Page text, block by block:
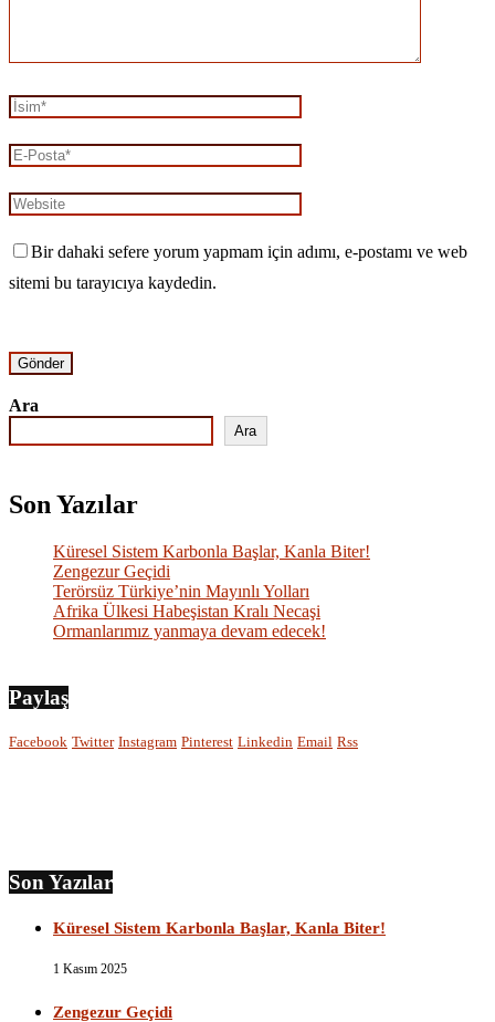
Bir dahaki sefere yorum yapmam için adımı, e-postamı ve web
sitemi bu tarayıcıya kaydedin.
Ara
Ara
Son Yazılar
Küresel Sistem Karbonla Başlar, Kanla Biter!
Zengezur Geçidi
Terörsüz Türkiye’nin Mayınlı Yolları
Afrika Ülkesi Habeşistan Kralı Necaşi
Ormanlarımız yanmaya devam edecek!
Paylaş
Facebook Twitter Instagram Pinterest Linkedin Email Rss
Son Yazılar
Küresel Sistem Karbonla Başlar, Kanla Biter!
1 Kasım 2025
Zengezur Geçidi